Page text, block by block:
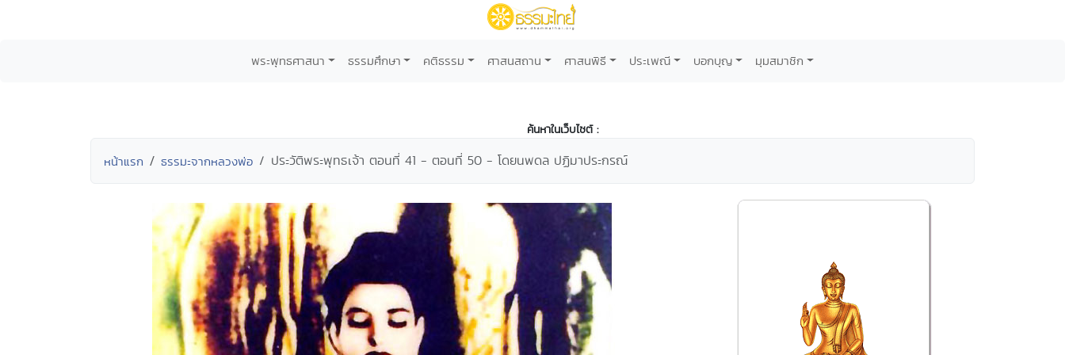
พระพุทธศาสนา ธรรมศึกษา คติธรรม ศาสนสถาน ศาสนพิธี ประเพณี บอกบุญ มุมสมาชิก
ค้นหาในเว็บไซต์ :
หน้าแรก ธรรมะจากหลวงพ่อ ประวัติพระพุทธเจ้า ตอนที่ 41 - ตอนที่ 50 - โดยนพดล ปฏิมาประกรณ์